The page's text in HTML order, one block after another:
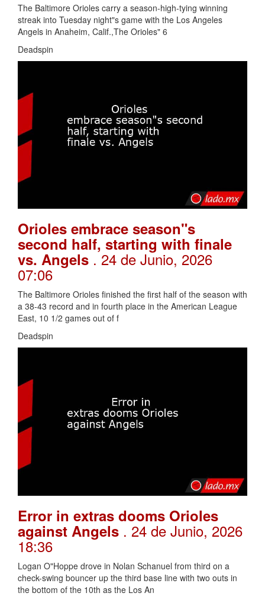
The Baltimore Orioles carry a season-high-tying winning
streak into Tuesday night"s game with the Los Angeles
Angels in Anaheim, Calif.,The Orioles" 6
Deadspin
Orioles embrace season"s
second half, starting with finale
vs. Angels . 24 de Junio, 2026
07:06
The Baltimore Orioles finished the first half of the season with
a 38-43 record and in fourth place in the American League
East, 10 1/2 games out of f
Deadspin
Error in extras dooms Orioles
against Angels . 24 de Junio, 2026
18:36
Logan O"Hoppe drove in Nolan Schanuel from third on a
check-swing bouncer up the third base line with two outs in
the bottom of the 10th as the Los An